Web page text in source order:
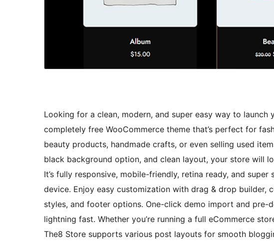
Looking for a clean, modern, and super easy way to launch
completely free WooCommerce theme that’s perfect for
beauty products, handmade crafts, or even selling used
black background option, and clean layout, your store will
It’s fully responsive, mobile-friendly, retina ready, and
device. Enjoy easy customization with drag & drop builder,
styles, and footer options. One-click demo import and pre-
lightning fast. Whether you’re running a full eCommerce
The8 Store supports various post layouts for smooth